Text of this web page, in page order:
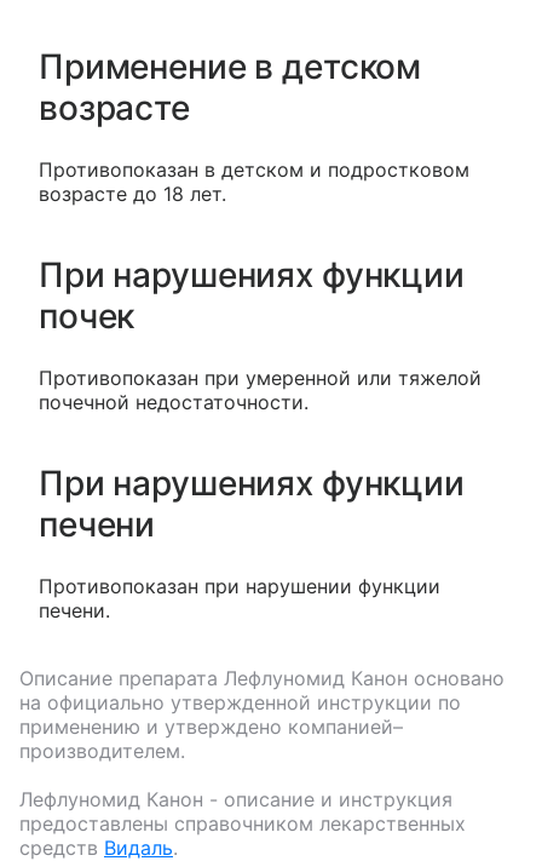
Применение в детском
возрасте
Противопоказан в детском и подростковом
возрасте до 18 лет.
При нарушениях функции
почек
Противопоказан при умеренной или тяжелой
почечной недостаточности.
При нарушениях функции
печени
Противопоказан при нарушении функции
печени.
Описание препарата Лефлуномид Канон основано
на официально утвержденной инструкции по
применению и утверждено компанией–
производителем.
Лефлуномид Канон - описание и инструкция
предоставлены справочником лекарственных
средств Видаль.